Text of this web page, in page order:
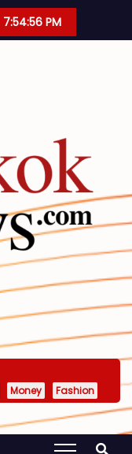
7:54:57 PM
Money Fashion